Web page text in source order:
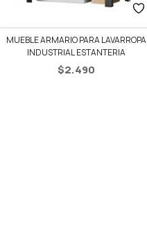
MUEBLE ARMARIO PARA LAVARROPA
INDUSTRIAL ESTANTERIA
$2.490